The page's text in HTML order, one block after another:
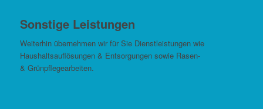
Sonstige Leistungen
Weiterhin übernehmen wir für Sie Dienstleistungen wie
Haushaltsauflösungen & Entsorgungen sowie Rasen-
& Grünpflegearbeiten.